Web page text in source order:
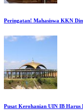
Peringatan! Mahasiswa KKN
Pusat Kerohanian UIN IB Harus